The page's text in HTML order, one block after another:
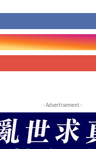
- Advertisement -